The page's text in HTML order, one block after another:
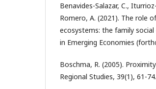
Benavides-Salazar, C.,
Romero, A. (2021). The role
ecosystems: the family
in Emerging Economies
Boschma, R. (2005).
Regional Studies, 39(1), 61-74.